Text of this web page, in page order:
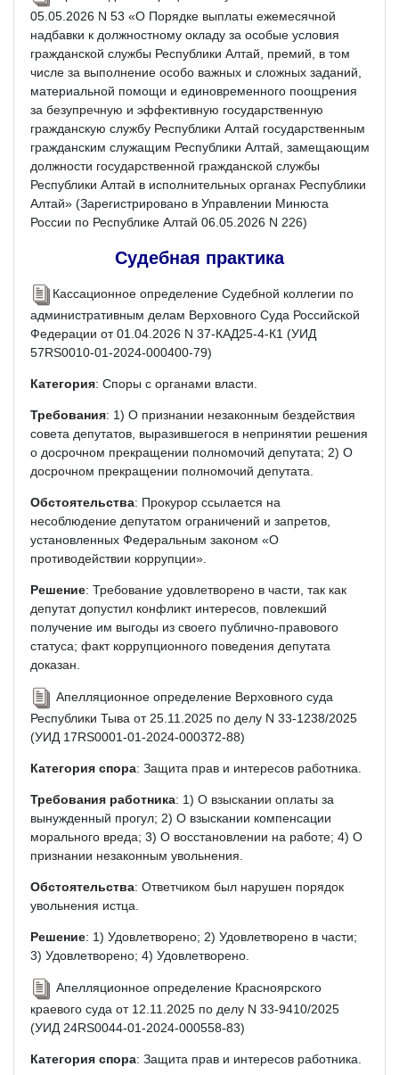
05.05.2026 N 53 «О Порядке выплаты ежемесячной
надбавки к должностному окладу за особые условия
гражданской службы Республики Алтай, премий, в том
числе за выполнение особо важных и сложных заданий,
материальной помощи и единовременного поощрения
за безупречную и эффективную государственную
гражданскую службу Республики Алтай государственным
гражданским служащим Республики Алтай, замещающим
должности государственной гражданской службы
Республики Алтай в исполнительных органах Республики
Алтай» (Зарегистрировано в Управлении Минюста
России по Республике Алтай 06.05.2026 N 226)
Судебная практика
Кассационное определение Судебной коллегии по
административным делам Верховного Суда Российской
Федерации от 01.04.2026 N 37-КАД25-4-К1 (УИД
57RS0010-01-2024-000400-79)
Категория: Споры с органами власти.
Требования: 1) О признании незаконным бездействия
совета депутатов, выразившегося в непринятии решения
о досрочном прекращении полномочий депутата; 2) О
досрочном прекращении полномочий депутата.
Обстоятельства: Прокурор ссылается на
несоблюдение депутатом ограничений и запретов,
установленных Федеральным законом «О
противодействии коррупции».
Решение: Требование удовлетворено в части, так как
депутат допустил конфликт интересов, повлекший
получение им выгоды из своего публично-правового
статуса; факт коррупционного поведения депутата
доказан.
Апелляционное определение Верховного суда
Республики Тыва от 25.11.2025 по делу N 33-1238/2025
(УИД 17RS0001-01-2024-000372-88)
Категория спора: Защита прав и интересов работника.
Требования работника: 1) О взыскании оплаты за
вынужденный прогул; 2) О взыскании компенсации
морального вреда; 3) О восстановлении на работе; 4) О
признании незаконным увольнения.
Обстоятельства: Ответчиком был нарушен порядок
увольнения истца.
Решение: 1) Удовлетворено; 2) Удовлетворено в части;
3) Удовлетворено; 4) Удовлетворено.
Апелляционное определение Красноярского
краевого суда от 12.11.2025 по делу N 33-9410/2025
(УИД 24RS0044-01-2024-000558-83)
Категория спора: Защита прав и интересов работника.